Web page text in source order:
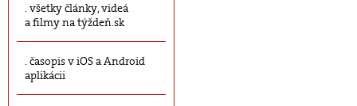
všetky články, videá
a filmy na týždeň.sk
časopis v iOS a Android
aplikácii